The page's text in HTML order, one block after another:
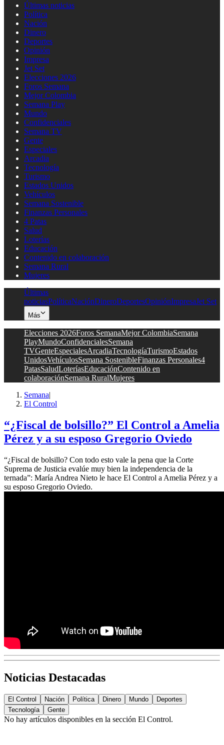
Últimas noticias
Política
Nación
Dinero
Deportes
Opinión
Impresa
Jet Set
Elecciones 2026
Foros Semana
Mejor Colombia
Semana Play
Mundo
Confidenciales
Semana TV
Gente
Especiales
Arcadia
Tecnología
Turismo
Estados Unidos
Vehículos
Semana Sostenible
Finanzas Personales
4 Patas
Salud
Loterías
Educación
Contenido en colaboración
Semana Rural
Mujeres
Últimas
noticiasPolíticaNaciónDineroDeportesOpiniónImpresaJet Set
Más
Elecciones 2026Foros SemanaMejor ColombiaSemana
PlayMundoConfidencialesSemana
TVGenteEspecialesArcadiaTecnologíaTurismoEstados
UnidosVehículosSemana SostenibleFinanzas Personales4
PatasSaludLoteríasEducaciónContenido en
colaboraciónSemana RuralMujeres
Semana|
El Control
“¿Fiscal de bolsillo?” El Control a Amelia
Pérez y a su esposo Gregorio Oviedo
“¿Fiscal de bolsillo? Con todo esto vale la pena que la Corte
Suprema de Justicia evalúe muy bien la independencia de la
ternada”: María Andrea Nieto le hace El Control a Amelia Pérez y a
su esposo Gregorio Oviedo.
Noticias Destacadas
El Control Nación Política Dinero Mundo
Deportes
Tecnología
Gente
No hay artículos disponibles en la sección El Control.